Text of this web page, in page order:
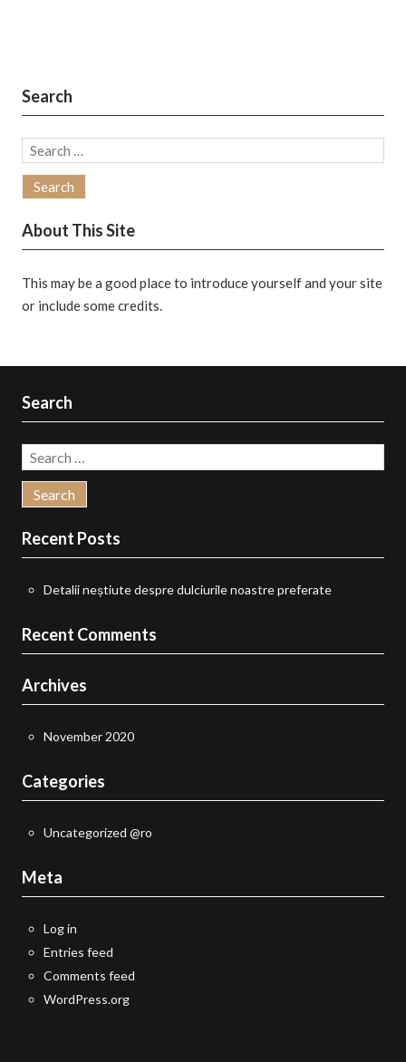
Search
Search
About This Site
This may be a good place to introduce yourself and your site
or include some credits.
Search
Search
for:
Recent Posts
Detalii neștiute despre dulciurile noastre preferate
Recent Comments
Archives
November 2020
Categories
Uncategorized @ro
Meta
Log in
Entries feed
Comments feed
WordPress.org